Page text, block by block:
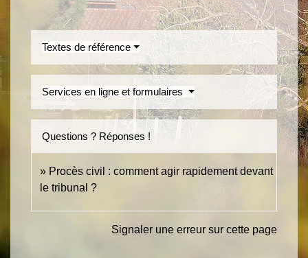
Textes de référence
Services en ligne et formulaires
Questions ? Réponses !
Procès civil : comment agir rapidement devant
le tribunal ?
Signaler une erreur sur cette page